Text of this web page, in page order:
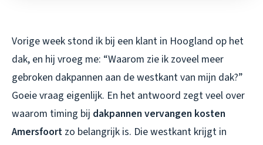
Vorige week stond ik bij een klant in Hoogland op het
dak, en hij vroeg me: “Waarom zie ik zoveel meer
gebroken dakpannen aan de westkant van mijn dak?”
Goeie vraag eigenlijk. En het antwoord zegt veel over
waarom timing bij dakpannen vervangen kosten
Amersfoort zo belangrijk is. Die westkant krijgt in